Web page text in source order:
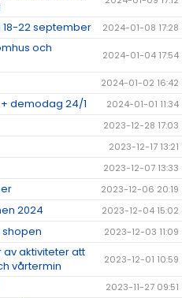
18-22 september 2024-01-08 17:28
och
2024-01-04 17:54
2024-01-02 16:42
+ demodag 24/1 2024-01-01 11:34
2023-12-28 17:03
2023-12-17 13:21
2023-12-07 13:33
2023-12-06 20:19
2024 2023-12-04 15:02
2023-12-03 11:09
aktiviteter att
vårtermin
2023-12-01 10:59
2023-11-27 09:51